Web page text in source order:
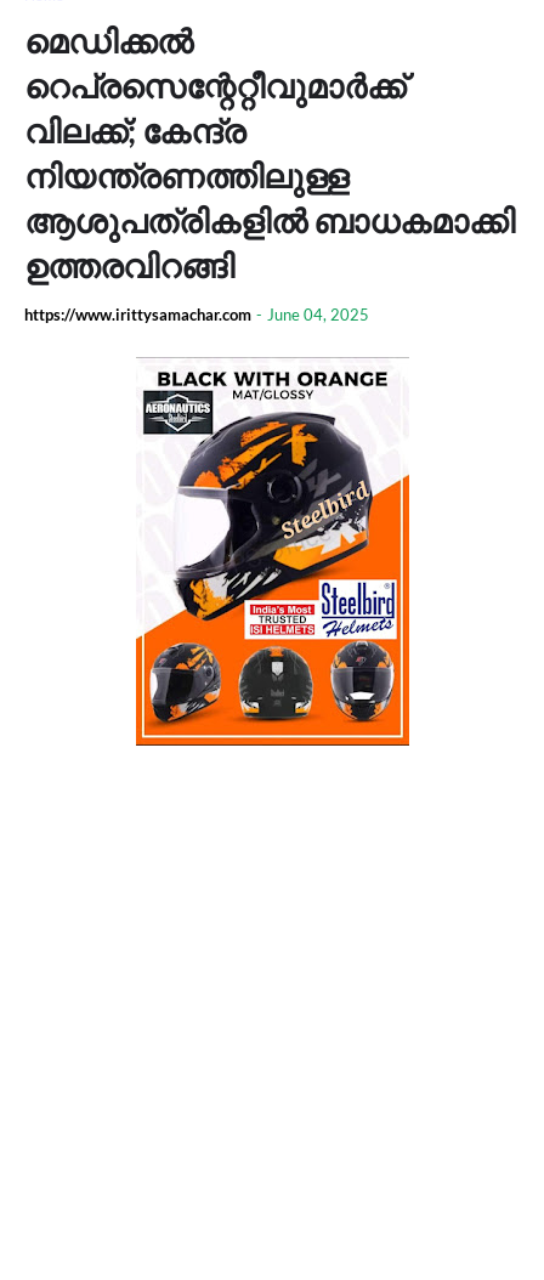
മെഡിക്കൽ
റെപ്രസെന്റേറ്റീവുമാർക്ക്
വിലക്ക്; കേന്ദ്ര
നിയന്ത്രണത്തിലുള്ള
ആശുപത്രികളിൽ ബാധകമാക്കി
ഉത്തരവിറങ്ങി
https://www.irittysamachar.com - June 04, 2025